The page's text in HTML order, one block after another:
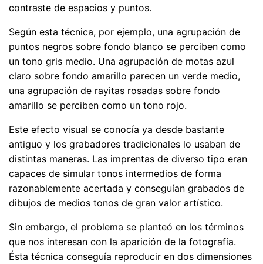
contraste de espacios y puntos.
Según esta técnica, por ejemplo, una agrupación de
puntos negros sobre fondo blanco se perciben como
un tono gris medio. Una agrupación de motas azul
claro sobre fondo amarillo parecen un verde medio,
una agrupación de rayitas rosadas sobre fondo
amarillo se perciben como un tono rojo.
Este efecto visual se conocía ya desde bastante
antiguo y los grabadores tradicionales lo usaban de
distintas maneras. Las imprentas de diverso tipo eran
capaces de simular tonos intermedios de forma
razonablemente acertada y conseguían grabados de
dibujos de medios tonos de gran valor artístico.
Sin embargo, el problema se planteó en los términos
que nos interesan con la aparición de la fotografía.
Ésta técnica conseguía reproducir en dos dimensiones